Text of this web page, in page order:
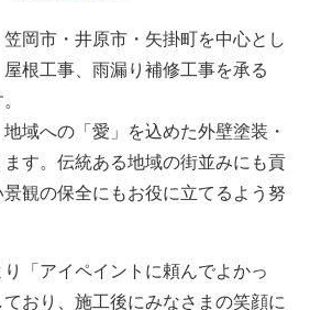
岡市・井原市・矢掛町を中心とし
根工事、雨漏り補修工事を承る
域への「愛」を込めた外壁塗装・
す。伝統ある地域の街並みにも貢
観の保全にもお役に立てるよう努
「アイペイントに頼んでよかっ
おり、施工後にみなさまの笑顔に